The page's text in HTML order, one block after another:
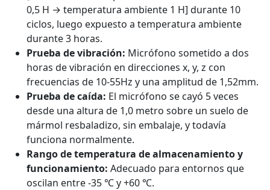
0,5 H → temperatura ambiente 1 H] durante 10
ciclos, luego expuesto a temperatura ambiente
durante 3 horas.
Prueba de vibración: Micrófono sometido a dos
horas de vibración en direcciones x, y, z con
frecuencias de 10-55Hz y una amplitud de 1,52mm.
Prueba de caída: El micrófono se cayó 5 veces
desde una altura de 1,0 metro sobre un suelo de
mármol resbaladizo, sin embalaje, y todavía
funciona normalmente.
Rango de temperatura de almacenamiento y
funcionamiento: Adecuado para entornos que
oscilan entre -35 ℃ y +60 ℃.